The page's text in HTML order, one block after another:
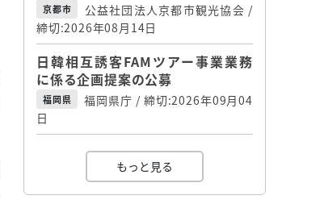
京都市
公益社団法人京都市観光協会 /
締切:2026年08月14日
日韓相互誘客FAMツアー事業業務
に係る企画提案の公募
福岡県
福岡県庁 / 締切:2026年09月04
日
もっと見る